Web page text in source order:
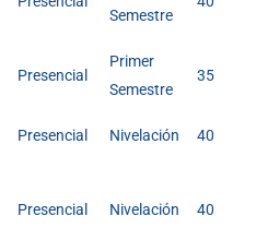
Semestre
Presencial
Primer
Semestre
35
Presencial Nivelación 40
Presencial Nivelación 40